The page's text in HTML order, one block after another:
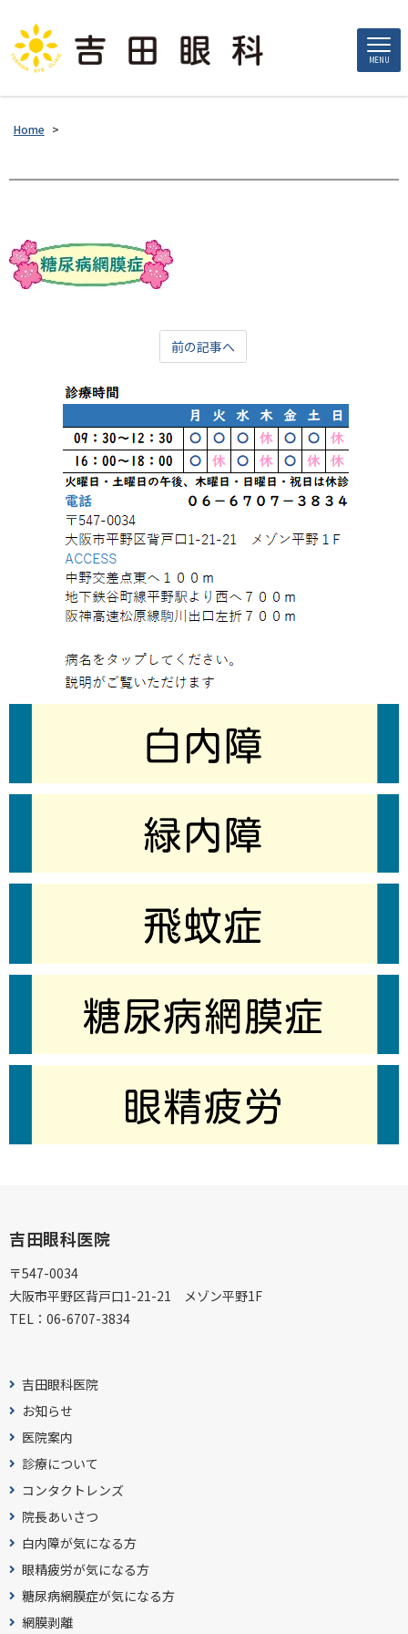
MENU
Home >
前の記事へ
吉田眼科医院
〒547-0034
大阪市平野区背戸口1-21-21 メゾン平野1F
TEL： 06-6707-3834
吉田眼科医院
お知らせ
医院案内
診療について
コンタクトレンズ
院長あいさつ
白内障が気になる方
眼精疲労が気になる方
糖尿病網膜症が気になる方
網膜剥離